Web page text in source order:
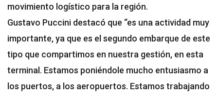
movimiento logístico para la región.
Gustavo Puccini destacó que “es una actividad muy
importante, ya que es el segundo embarque de este
tipo que compartimos en nuestra gestión, en esta
terminal. Estamos poniéndole mucho entusiasmo a
los puertos, a los aeropuertos. Estamos trabajando